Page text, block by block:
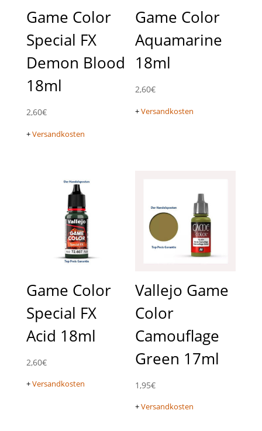
Game Color
Special FX
Demon Blood
18ml
2,60€
+Versandkosten
Game Color
Aquamarine
18ml
2,60€
+Versandkosten
Game Color
Special FX
Acid 18ml
2,60€
+Versandkosten
Vallejo Game
Color
Camouflage
Green 17ml
1,95€
+Versandkosten